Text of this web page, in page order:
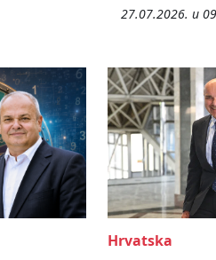
27.07.2026. u
Hrvatska